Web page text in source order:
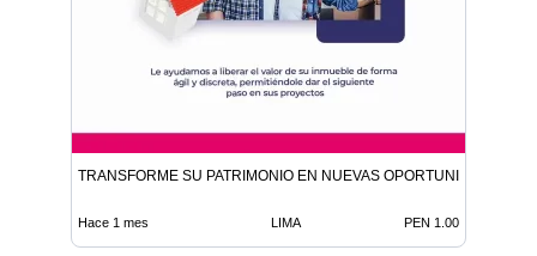
TRANSFORME SU PATRIMONIO EN NUEVAS OPORTUNIDADES
Hace 1 mes LIMA PEN 1.00